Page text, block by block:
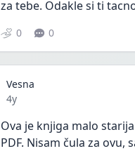
za tebe. Odakle si ti
0 0
Vesna
Date posted
4y
Ova je knjiga malo
PDF. Nisam čula za ovu,